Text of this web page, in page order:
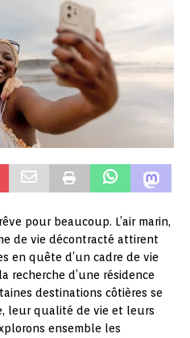
pour beaucoup. L’air marin,
de vie décontracté attirent
en quête d’un cadre de vie
recherche d’une résidence
destinations côtières se
leur qualité de vie et leurs
ensemble les